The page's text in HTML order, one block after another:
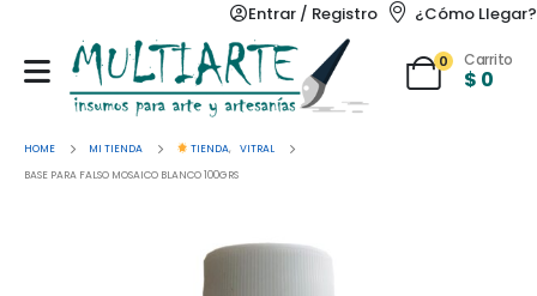
Entrar / Registro ¿Cómo Llegar?
0 Carrito
$ 0
HOME MI TIENDA TIENDA, VITRAL
BASE PARA FALSO MOSAICO BLANCO 100GRS